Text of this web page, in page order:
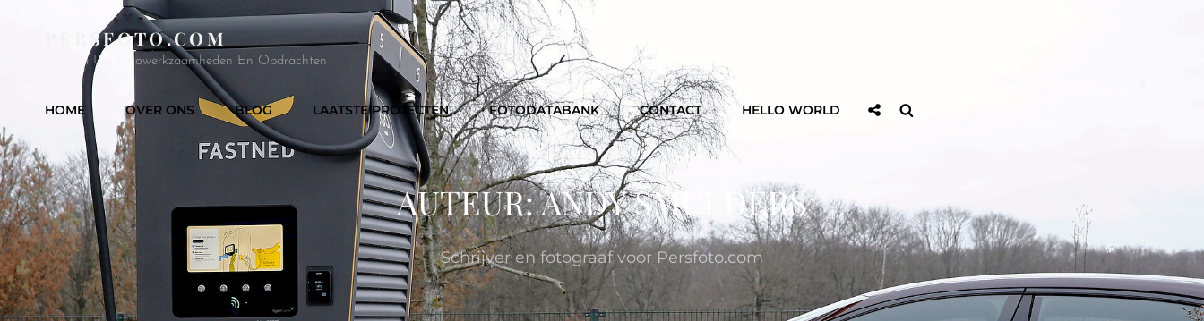
PERSFOTO.COM
Voor Al Uw Fotowerkzaamheden En Opdrachten
HOME OVER ONS BLOG LAATSTE PROJECTEN FOTODATABANK CONTACT HELLO WORLD
Sociaal
AUTEUR:ANDY SMULDERS
Schrijver en fotograaf voor Persfoto.com